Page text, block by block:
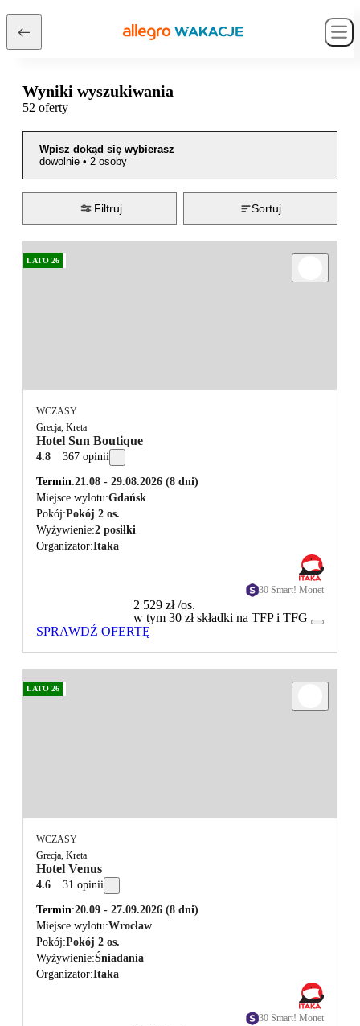
Wyniki wyszukiwania
52 oferty
Wpisz dokąd się wybierasz
dowolnie • 2 osoby
Filtruj Sortuj
LATO 26
WCZASY
Grecja, Kreta
Hotel Sun Boutique
4.8 367 opinii
Termin 21.08 - 29.08.2026 (8 dni)
Miejsce wylotu Gdańsk
Pokój Pokój 2 os.
Wyżywienie 2 posiłki
Organizator Itaka
30 Smart! Monet
2 529 zł/os.
w tym 30 zł składki na TFP i TFG
SPRAWDŹ OFERTĘ
LATO 26
WCZASY
Grecja, Kreta
Hotel Venus
4.6 31 opinii
Termin 20.09 - 27.09.2026 (8 dni)
Miejsce wylotu Wrocław
Pokój Pokój 2 os.
Wyżywienie Śniadania
Organizator Itaka
30 Smart! Monet